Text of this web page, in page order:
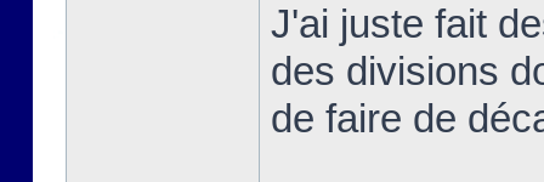
J'ai juste fait
des divisions
de faire de